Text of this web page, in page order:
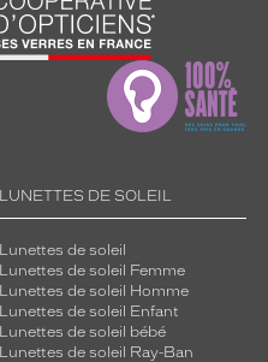
LUNETTES DE SOLEIL
Lunettes de soleil
Lunettes de soleil Femme
Lunettes de soleil Homme
Lunettes de soleil Enfant
Lunettes de soleil bébé
Lunettes de soleil Ray-Ban